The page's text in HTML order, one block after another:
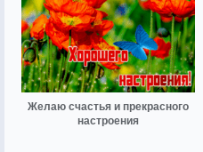
Желаю счастья и прекрасного
настроения